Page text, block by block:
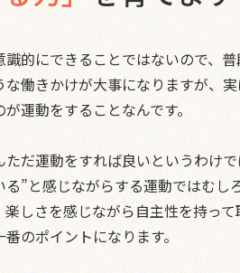
的にできることではないので、
な働きかけが大事になりますが、
運動をすることなんです。
だ運動をすれば良いというわけ
る”と感じながらする運動ではむし
楽しさを感じながら自主性を持っ
のポイントになります。